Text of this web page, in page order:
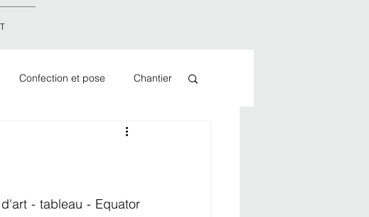
Confection et pose Chantier
- tableau - Equator